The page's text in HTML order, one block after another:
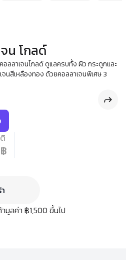
น โกลด์
ลลาเจนโกลด์ ดูแลครบทั้ง ผิว กระดูกและ
นสีเหลืองทอง ด้วยคอลลาเจนพิเศษ 3
มูลค่า ฿1,500 ขึ้นไป